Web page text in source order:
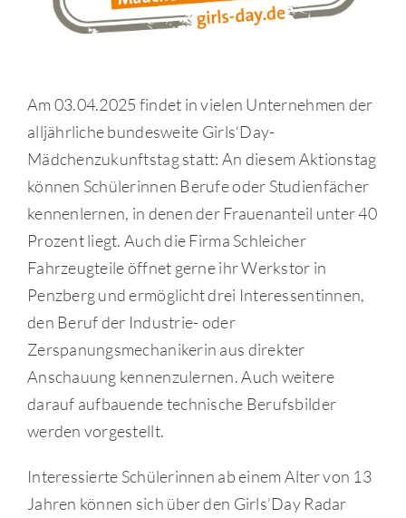
Am 03.04.2025 findet in vielen Unternehmen der
alljährliche bundesweite Girls‘Day-
Mädchenzukunftstag statt: An diesem Aktionstag
können Schülerinnen Berufe oder Studienfächer
kennenlernen, in denen der Frauenanteil unter 40
Prozent liegt. Auch die Firma Schleicher
Fahrzeugteile öffnet gerne ihr Werkstor in
Penzberg und ermöglicht drei Interessentinnen,
den Beruf der Industrie- oder
Zerspanungsmechanikerin aus direkter
Anschauung kennenzulernen. Auch weitere
darauf aufbauende technische Berufsbilder
werden vorgestellt.
Interessierte Schülerinnen ab einem Alter von 13
Jahren können sich über den Girls’Day Radar